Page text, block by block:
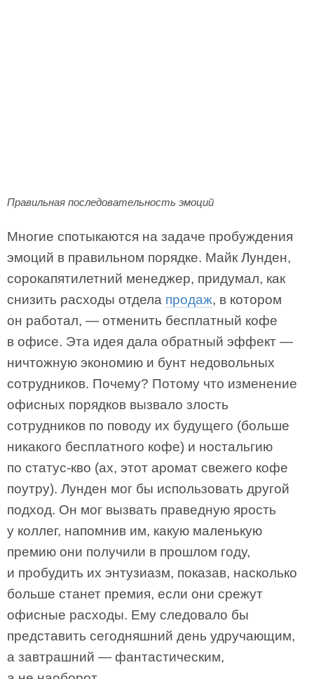
Правильная последовательность эмоций
Многие спотыкаются на задаче пробуждения
эмоций в правильном порядке. Майк Лунден,
сорокапятилетний менеджер, придумал, как
снизить расходы отдела продаж, в котором
он работал, — отменить бесплатный кофе
в офисе. Эта идея дала обратный эффект —
ничтожную экономию и бунт недовольных
сотрудников. Почему? Потому что изменение
офисных порядков вызвало злость
сотрудников по поводу их будущего (больше
никакого бесплатного кофе) и ностальгию
по статус-кво (ах, этот аромат свежего кофе
поутру). Лунден мог бы использовать другой
подход. Он мог вызвать праведную ярость
у коллег, напомнив им, какую маленькую
премию они получили в прошлом году,
и пробудить их энтузиазм, показав, насколько
больше станет премия, если они срежут
офисные расходы. Ему следовало бы
представить сегодняшний день удручающим,
а завтрашний — фантастическим,